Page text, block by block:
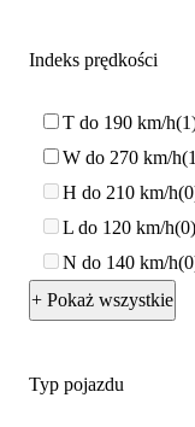
Indeks prędkości
T do 190 km/h 1
W do 270 km/h 1
H do 210 km/h 0
L do 120 km/h 0
N do 140 km/h 0
+ Pokaż wszystkie
Typ pojazdu